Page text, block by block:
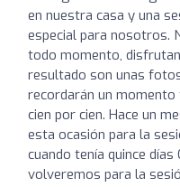
en nuestra casa y una
especial para nosotros.
todo momento,
resultado son unas
recordarán un momento
cien por cien. Hace un
esta ocasión para la
cuando tenía quince
volveremos para la